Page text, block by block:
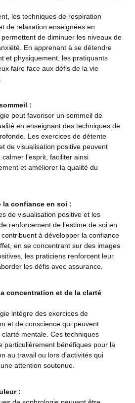
les techniques de respiration
de relaxation enseignées en
de diminuer les niveaux de
En apprenant à se détendre
et physiquement, les pratiquants
faire face aux défis de la vie
:
peut favoriser un sommeil de
en enseignant des techniques de
Les exercices de détente
de visualisation positive peuvent
l’esprit, faciliter ainsi
et améliorer la qualité du
la confiance en soi :
de visualisation positive et les
renforcement de l’estime de soi en
à développer la confiance
en se concentrant sur des images
les praticiens renforcent leur
les défis avec assurance.
concentration et de la clarté
intègre des exercices de
et de conscience qui peuvent
mentale. Ces techniques
particulièrement bénéfiques pour la
au travail ou lors d’activités qui
attention soutenue.
: